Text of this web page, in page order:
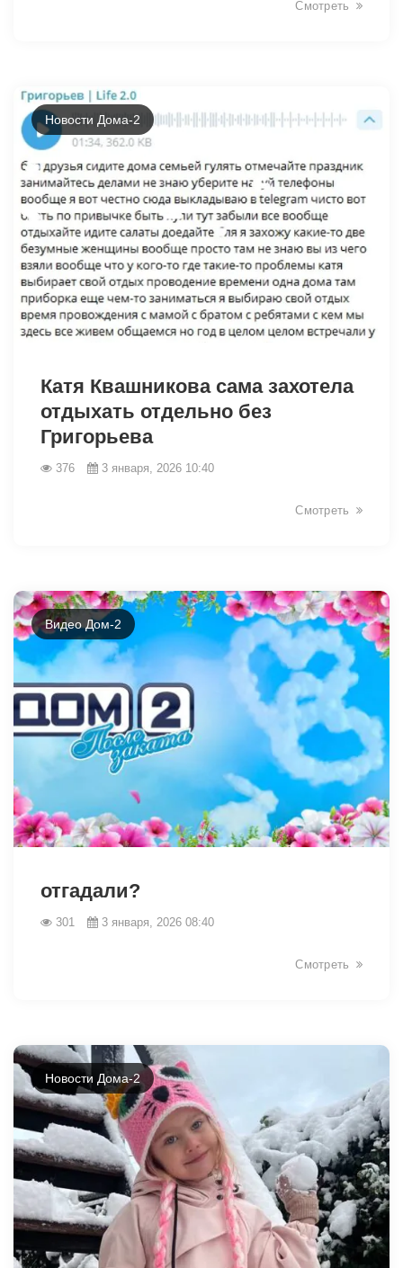
Смотреть
26934
Новости Дома-2
Катя Квашникова сама захотела
отдыхать отдельно без
Григорьева
376 3 января, 2026 10:40
Смотреть
Видео Дом-2
отгадали?
301 3 января, 2026 08:40
Смотреть
Новости Дома-2